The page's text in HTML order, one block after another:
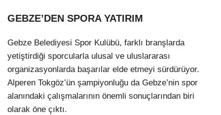
GEBZE’DEN SPORA YATIRIM
Gebze Belediyesi Spor Kulübü, farklı branşlarda
yetiştirdiği sporcularla ulusal ve uluslararası
organizasyonlarda başarılar elde etmeyi sürdürüyor.
Alperen Tokgöz’ün şampiyonluğu da Gebze’nin spor
alanındaki çalışmalarının önemli sonuçlarından biri
olarak öne çıktı.